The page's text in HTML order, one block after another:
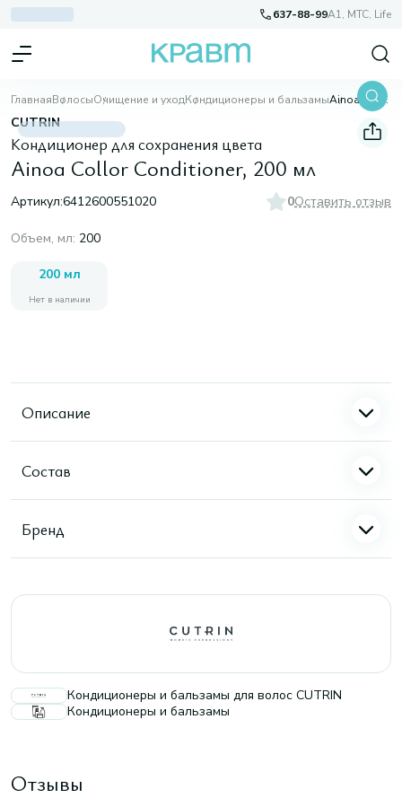
637-88-99A1, МТС, Life
ГлавнаяВолосыОчищение и уходКондиционеры и бальзамы Ainoa Collor Conditioner, 200 мл
CUTRIN
Кондиционер для сохранения цвета
Ainoa Collor Conditioner, 200 мл
Артикул:6412600551020 0Оставить отзыв
Объем, мл: 200
200 мл
Нет в наличии
Описание
Состав
Бренд
Кондиционеры и бальзамы для волос CUTRIN
Кондиционеры и бальзамы
Отзывы